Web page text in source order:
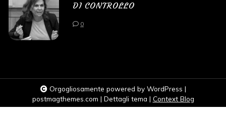
DI CONTROLLO
0
Orgogliosamente powered by WordPress |
postmagthemes.com | Dettagli tema | Context Blog